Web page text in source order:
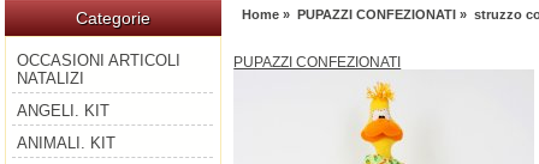
Categorie
OCCASIONI ARTICOLI
NATALIZI
ANGELI. KIT
ANIMALI. KIT
Home» PUPAZZI CONFEZIONATI» struzzo
PUPAZZI CONFEZIONATI